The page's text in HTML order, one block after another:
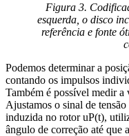
Figura 3.
esquerda, o disco
referência e fonte
Podemos determinar a
contando os impulsos
Também é possível medir a
Ajustamos o sinal de
induzida no rotor uP(t),
ângulo de correção até que